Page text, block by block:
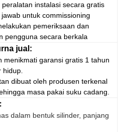
instalasi secara gratis
untuk commissioning
pemeriksaan dan
pengguna secara berkala
jual:
menikmati garansi gratis 1 tahun
hidup.
dibuat oleh produsen terkenal
masa pakai suku cadang.
dalam bentuk silinder, panjang